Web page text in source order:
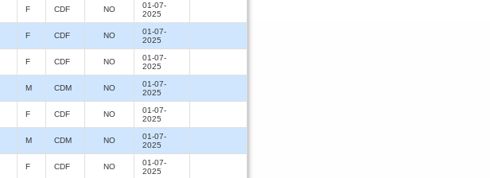
F CDF NO
01-07-
2025
F CDF NO
01-07-
2025
F CDF NO
01-07-
2025
M CDM NO
01-07-
2025
F CDF NO
01-07-
2025
M CDM NO
01-07-
2025
F CDF NO
01-07-
2025